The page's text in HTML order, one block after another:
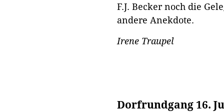
F.J. Becker noch die
andere Anekdote.
Irene Traupel
Dorfrundgang 16.